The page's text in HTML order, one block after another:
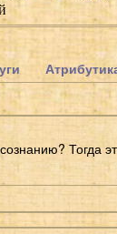
Тогда